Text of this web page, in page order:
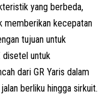
yang berbeda,
memberikan kecepatan
tujuan untuk
disetel untuk
dari GR Yaris dalam
berliku hingga sirkuit.